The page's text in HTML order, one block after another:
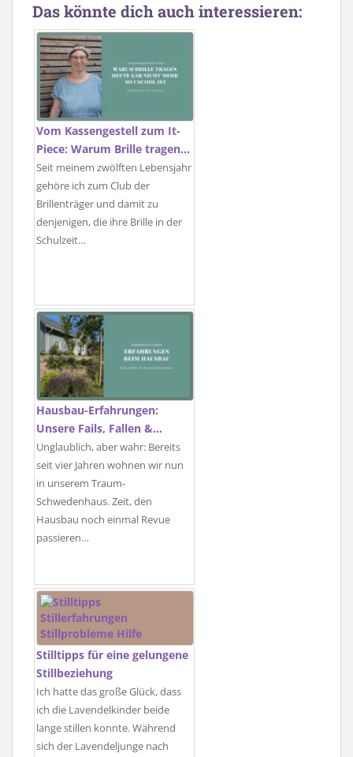
Das könnte dich auch interessieren:
Vom Kassengestell zum It-
Piece: Warum Brille tragen…
Seit meinem zwölften Lebensjahr
gehöre ich zum Club der
Brillenträger und damit zu
denjenigen, die ihre Brille in der
Schulzeit…
Hausbau-Erfahrungen:
Unsere Fails, Fallen &…
Unglaublich, aber wahr: Bereits
seit vier Jahren wohnen wir nun
in unserem Traum-
Schwedenhaus. Zeit, den
Hausbau noch einmal Revue
passieren…
Stilltipps für eine gelungene
Stillbeziehung
Ich hatte das große Glück, dass
ich die Lavendelkinder beide
lange stillen konnte. Während
sich der Lavendeljunge nach